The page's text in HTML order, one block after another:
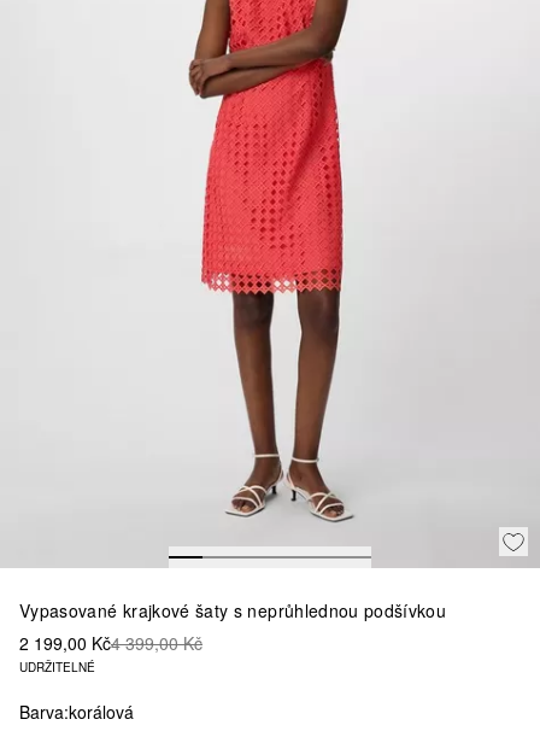
Vypasované krajkové šaty s neprůhlednou podšívkou
2 199,00 Kč4 399,00 Kč
UDRŽITELNÉ
Barva:korálová